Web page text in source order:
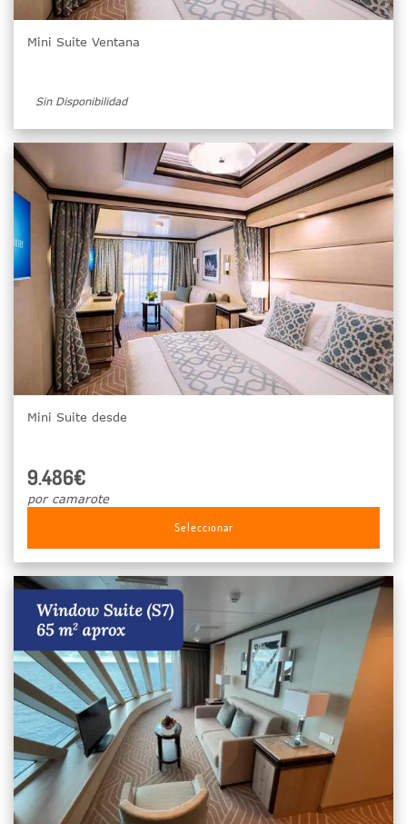
Mini Suite Ventana
Sin Disponibilidad
Mini Suite desde
9.486€
por camarote
Seleccionar